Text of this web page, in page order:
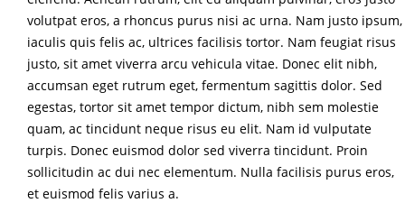
volutpat eros, a rhoncus purus nisi ac urna. Nam justo ipsum,
iaculis quis felis ac, ultrices facilisis tortor. Nam feugiat risus
justo, sit amet viverra arcu vehicula vitae. Donec elit nibh,
accumsan eget rutrum eget, fermentum sagittis dolor. Sed
egestas, tortor sit amet tempor dictum, nibh sem molestie
quam, ac tincidunt neque risus eu elit. Nam id vulputate
turpis. Donec euismod dolor sed viverra tincidunt. Proin
sollicitudin ac dui nec elementum. Nulla facilisis purus eros,
et euismod felis varius a.